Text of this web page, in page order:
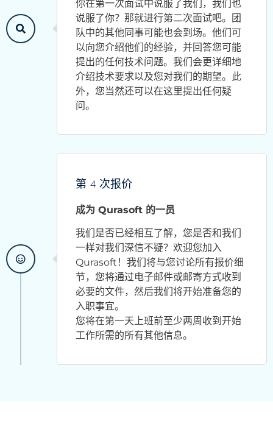
你在第一次面试中说服了我们，我们也
说服了你？那就进行第二次面试吧。团
队中的其他同事可能也会到场。他们可
以向您介绍他们的经验，并回答您可能
提出的任何技术问题。我们会更详细地
介绍技术要求以及您对我们的期望。此
外，您当然还可以在这里提出任何疑
问。
第 4 次报价
成为 Qurasoft 的一员
我们是否已经相互了解，您是否和我们
一样对我们深信不疑？欢迎您加入
Qurasoft！我们将与您讨论所有报价细
节，您将通过电子邮件或邮寄方式收到
必要的文件，然后我们将开始准备您的
入职事宜。
您将在第一天上班前至少两周收到开始
工作所需的所有其他信息。